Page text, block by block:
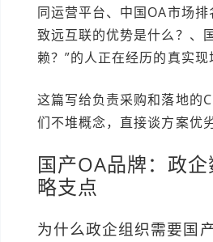
同运营平台、中国OA市场排
致远互联的优势是什么？、
赖？”的人正在经历的真实现
这篇写给负责采购和落地的
们不堆概念，直接谈方案优
国产OA品牌：政
略支点
为什么政企组织需要国